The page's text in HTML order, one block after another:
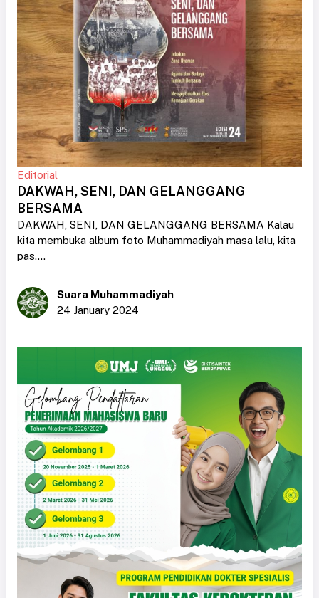
Editorial
DAKWAH, SENI, DAN GELANGGANG
BERSAMA
DAKWAH, SENI, DAN GELANGGANG BERSAMA Kalau
kita membuka album foto Muhammadiyah masa lalu, kita
pas....
Suara Muhammadiyah
24 January 2024